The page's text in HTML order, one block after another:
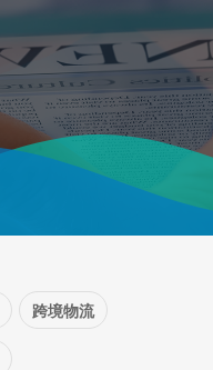
跨境物流